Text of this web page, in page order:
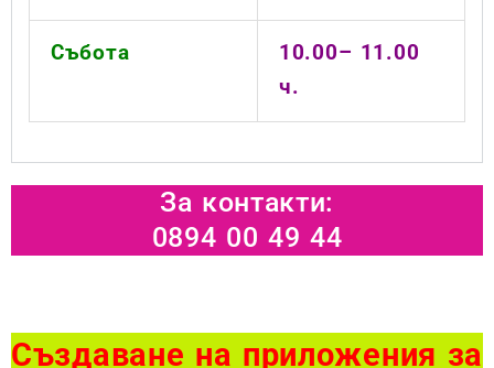
Събота
10.00– 11.00
ч.
За контакти:
0894 00 49 44
Създаване на приложения за